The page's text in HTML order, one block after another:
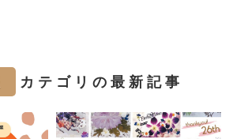
カテゴリの最新記事